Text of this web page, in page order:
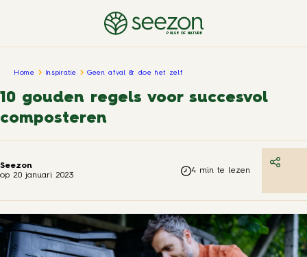
PULSE OF NATURE
Home Inspiratie Geen afval & doe het zelf
10 gouden regels voor succesvol
composteren
Seezon
op 20 januari 2023
4 min te lezen